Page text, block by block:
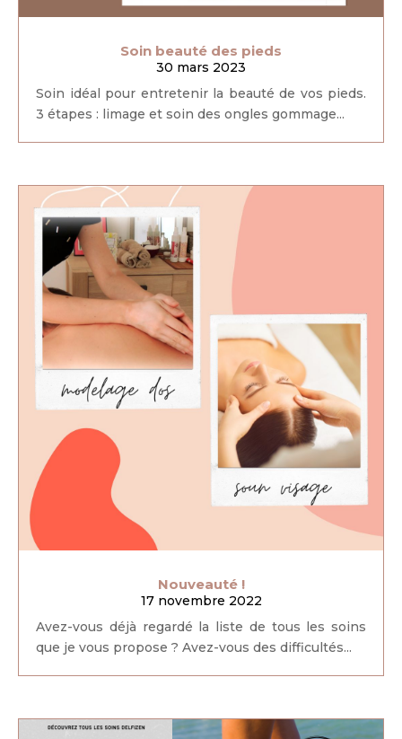
Soin beauté des pieds
30 mars 2023
Soin idéal pour entretenir la beauté de vos pieds.
3 étapes : limage et soin des ongles gommage...
Nouveauté !
17 novembre 2022
Avez-vous déjà regardé la liste de tous les soins
que je vous propose ? Avez-vous des difficultés...